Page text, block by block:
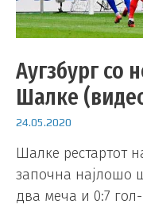
Аугзбург со
Шалке
24.05.2020
Шалке рестартот
започна најлошо
два меча и 0:7